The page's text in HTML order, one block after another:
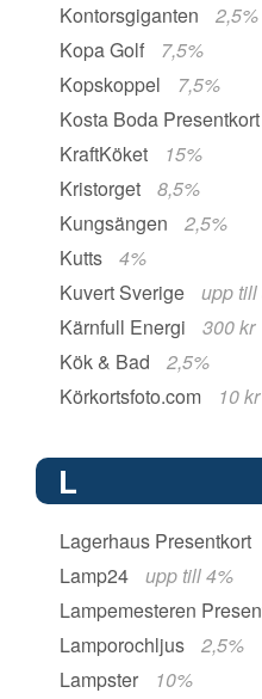
Kontorsgiganten
2,5%
Kopa Golf
7,5%
Kopskoppel
7,5%
Kosta Boda Presentkort
KraftKöket
15%
Kristorget
8,5%
Kungsängen
2,5%
Kutts
4%
Kuvert Sverige
upp till
Kärnfull Energi
300 kr
Kök & Bad
2,5%
Körkortsfoto.com
10 kr
L
Lagerhaus Presentkort
Lamp24
upp till 4%
Lampemesteren
Lamporochljus
2,5%
Lampster
10%